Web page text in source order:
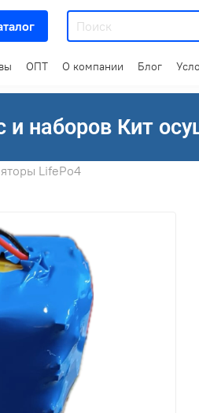
ОПТ О компании Блог
наборов Кит
LifePo4